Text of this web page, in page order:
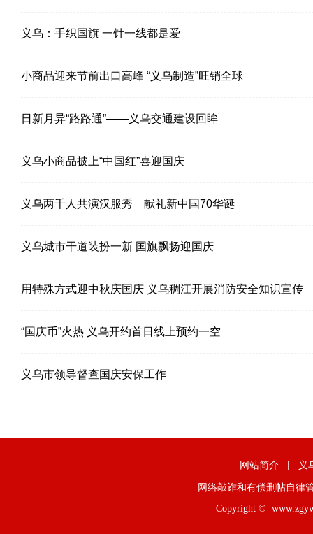
义乌：手织国旗 一针一线都是爱
小商品迎来节前出口高峰 “义乌制造”旺销全球
日新月异“路路通”——义乌交通建设回眸
义乌小商品披上“中国红”喜迎国庆
义乌两千人共演汉服秀 献礼新中国70华诞
义乌城市干道装扮一新 国旗飘扬迎国庆
用特殊方式迎中秋庆国庆 义乌稠江开展消防安全知识宣传
“国庆币”火热 义乌开约首日线上预约一空
义乌市领导督查国庆安保工作
网站简介 | 义
网络敲诈和有偿删帖自律
Copyright ©